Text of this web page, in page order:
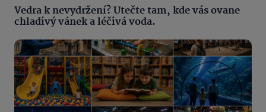
Vedra k nevydržení? Utečte tam, kde vás ovane
chladivý vánek a léčivá voda.